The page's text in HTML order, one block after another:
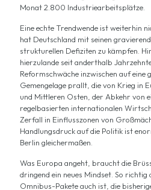
Monat 2.800 Industriearbeitsplätze.
Eine echte Trendwende ist weiterhin
hat Deutschland mit seinen
strukturellen Defiziten zu kämpfen.
hierzulande seit anderthalb
Reformschwäche inzwischen auf eine
Gemengelage prallt, die von Krieg in
und Mittleren Osten, der Abkehr von
regelbasierten internationalen
Zerfall in Einflusszonen von
Handlungsdruck auf die Politik ist
Berlin gleichermaßen.
Was Europa angeht, braucht die
dringend ein neues Mindset. So richtig
Omnibus-Pakete auch ist, die